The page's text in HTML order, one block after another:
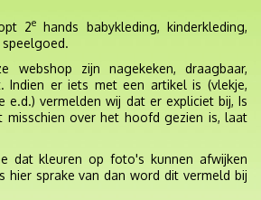
2e
hands babykleding, kinderkleding,
webshop zijn nagekeken, draagbaar,
Indien er iets met een artikel is (vlekje,
e.d.) vermelden wij dat er expliciet bij, Is
misschien over het hoofd gezien is, laat
dat kleuren op foto's kunnen afwijken
hier sprake van dan word dit vermeld bij